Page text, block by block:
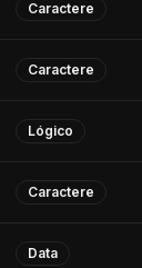
Caractere
Caractere
Lógico
Caractere
Data